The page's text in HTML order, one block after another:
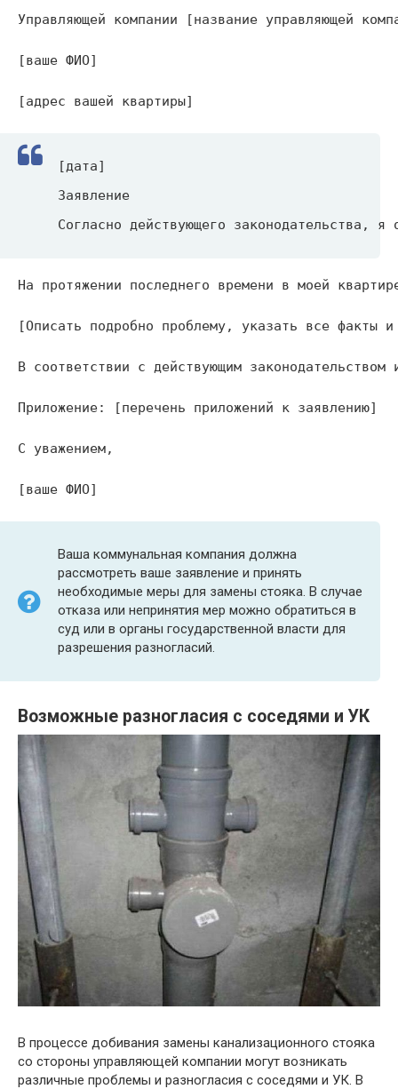
Управляющей компании [название управляющей
[ваше ФИО]
[адрес вашей квартиры]
[дата]
Заявление
Согласно действующего законодательства,
На протяжении последнего времени в моей
[Описать подробно проблему, указать все факты
В соответствии с действующим
Приложение: [перечень приложений к заявлению]
С уважением,
[ваше ФИО]
Ваша коммунальная компания должна
рассмотреть ваше заявление и принять
необходимые меры для замены стояка. В случае
отказа или непринятия мер можно обратиться в
суд или в органы государственной власти для
разрешения разногласий.
Возможные разногласия с соседями и УК
В процессе добивания замены канализационного стояка
со стороны управляющей компании могут возникать
различные проблемы и разногласия с соседями и УК. В